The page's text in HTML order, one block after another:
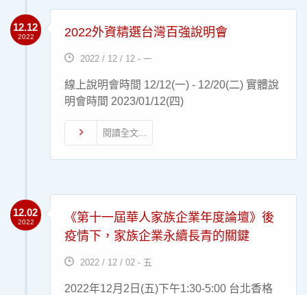
12.12
2022 2022外資精選台灣百強說明會
2022 / 12 / 12 - 一
線上說明會時間 12/12(一) - 12/20(二) 實體說
明會時間 2023/01/12(四)
閱讀全文...
12.02
2022
《第十一屆華人家族企業年度論壇》後
疫情下，家族企業永續長青的關鍵
2022 / 12 / 02 - 五
2022年12月2日(五)下午1:30-5:00 台北香格